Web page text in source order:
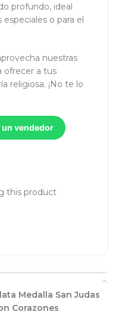
profundo, ideal
o para el
nuestras
ofrecer a tus
religiosa. ¡No te lo
vendedor
this product
Medalla San Judas
Corazones